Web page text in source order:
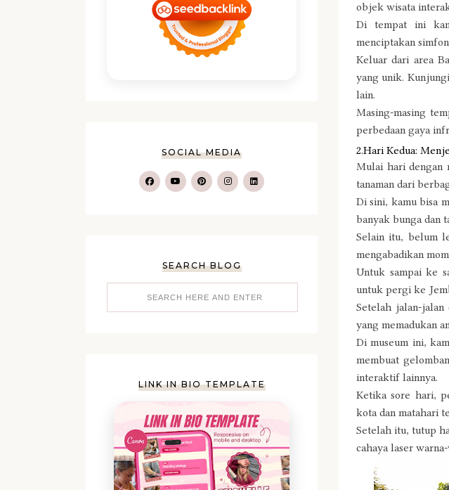
SOCIAL MEDIA
SEARCH BLOG
LINK IN BIO TEMPLATE
objek wisata
Di tempat ini
menciptakan
Keluar dari area
yang unik.
lain.
Masing-masing
perbedaan gaya
2.Hari Kedua:
Mulai hari dengan
tanaman dari
Di sini, kamu bisa
banyak bunga dan
Selain itu, belum
mengabadikan
Untuk sampai ke
untuk pergi ke
Setelah jalan-jalan
yang memadukan
Di museum ini,
membuat
interaktif lainnya.
Ketika sore hari,
kota dan matahari
Setelah itu, tutup
cahaya laser